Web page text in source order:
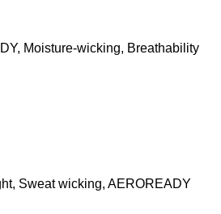
Moisture-wicking, Breathability
Sweat wicking, AEROREADY